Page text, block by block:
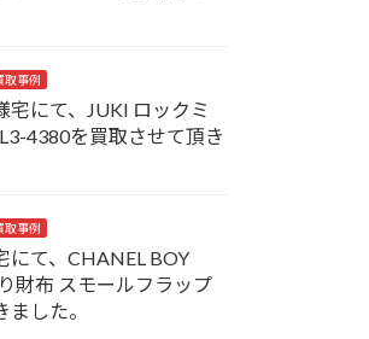
取事例
宅にて、JUKI ロックミ
4380を買取させて頂き
取事例
にて、CHANEL BOY
財布 スモールフラップ
ました。